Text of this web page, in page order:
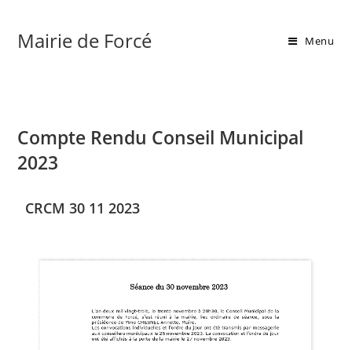
contentMairie de Forcé Menu
Compte Rendu Conseil Municipal
2023
CRCM 30 11 2023